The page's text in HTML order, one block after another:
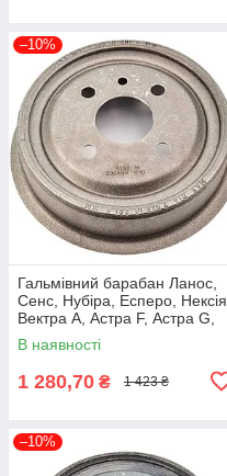
–10%
Гальмівний барабан Ланос,
Сенс, Нубіра, Есперо, Нексія,
Вектра А, Астра F, Астра G,
Кадетт Е, Комбо, Аскона С
(568057) TRW DB4002
В наявності
1 280,70 ₴ 1 423 ₴
–10%